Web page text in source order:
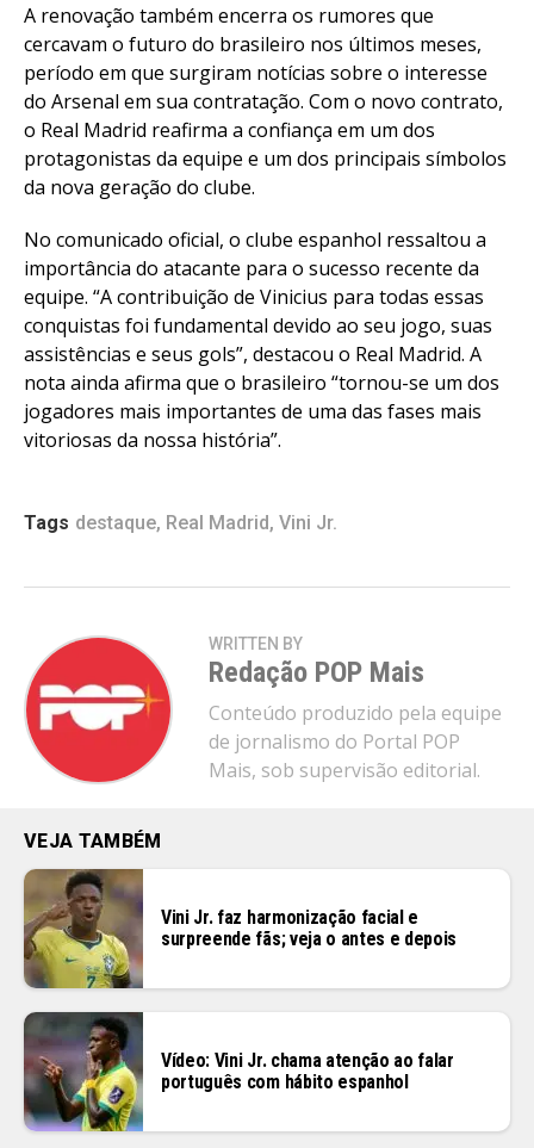
A renovação também encerra os rumores que
cercavam o futuro do brasileiro nos últimos meses,
período em que surgiram notícias sobre o interesse
do Arsenal em sua contratação. Com o novo contrato,
o Real Madrid reafirma a confiança em um dos
protagonistas da equipe e um dos principais símbolos
da nova geração do clube.
No comunicado oficial, o clube espanhol ressaltou a
importância do atacante para o sucesso recente da
equipe. “A contribuição de Vinicius para todas essas
conquistas foi fundamental devido ao seu jogo, suas
assistências e seus gols”, destacou o Real Madrid. A
nota ainda afirma que o brasileiro “tornou-se um dos
jogadores mais importantes de uma das fases mais
vitoriosas da nossa história”.
Tags destaque, Real Madrid, Vini Jr.
WRITTEN BY
Redação POP Mais
Conteúdo produzido pela equipe
de jornalismo do Portal POP
Mais, sob supervisão editorial.
VEJA TAMBÉM
Vini Jr. faz harmonização facial e
surpreende fãs; veja o antes e depois
Vídeo: Vini Jr. chama atenção ao falar
português com hábito espanhol
Flipboard
Reddit
Whatsapp